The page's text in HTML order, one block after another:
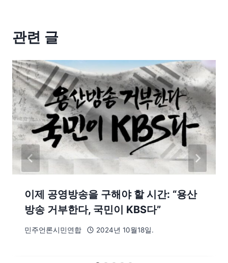
관련 글
이제 공영방송을 구해야 할 시간: “용산
방송 거부한다, 국민이 KBS다”
민주언론시민연합 2024년 10월18일.